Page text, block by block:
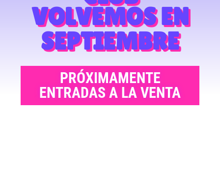
VOLVEMOS EN
SEPTIEMBRE
PRÓXIMAMENTE
ENTRADAS A LA VENTA